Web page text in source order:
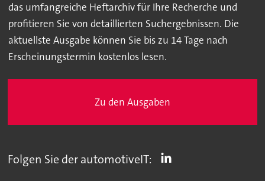
das umfangreiche Heftarchiv für Ihre Recherche und
profitieren Sie von detaillierten Suchergebnissen. Die
aktuellste Ausgabe können Sie bis zu 14 Tage nach
Erscheinungstermin kostenlos lesen.
Zu den Ausgaben
Folgen Sie der automotiveIT: